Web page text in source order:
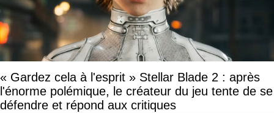
« Gardez cela à l'esprit » Stellar Blade 2 : après
l'énorme polémique, le créateur du jeu tente de se
défendre et répond aux critiques